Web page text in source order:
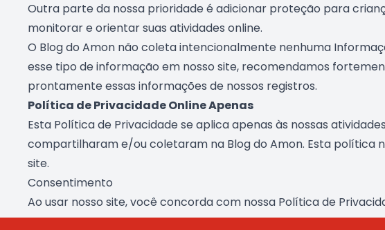
Outra parte da nossa prioridade é adicionar proteção para
monitorar e orientar suas atividades online.
O Blog do Amon não coleta intencionalmente nenhuma
esse tipo de informação em nosso site, recomendamos
prontamente essas informações de nossos registros.
Política de Privacidade Online Apenas
Esta Política de Privacidade se aplica apenas às nossas
compartilharam e/ou coletaram na Blog do Amon. Esta política
site.
Consentimento
Ao usar nosso site, você concorda com nossa Política de